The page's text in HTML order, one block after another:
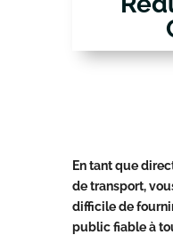
En tant que
de transport,
difficile de
public fiable à